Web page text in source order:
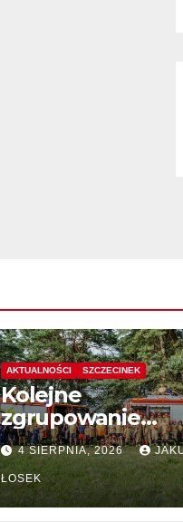
AKTUALNOŚCI SZCZECINEK
Kolejne
zgrupowanie
drużyn
pożarniczych z
Polski i Niemiec
regionie
4 SIERPNIA, 2026
ŁOSEK